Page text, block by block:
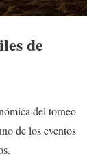
de
del torneo
de los eventos